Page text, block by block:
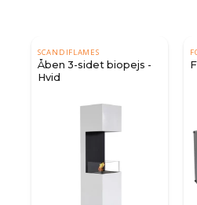
SCANDIFLAMES
Åben 3-sidet biopejs -
Hvid